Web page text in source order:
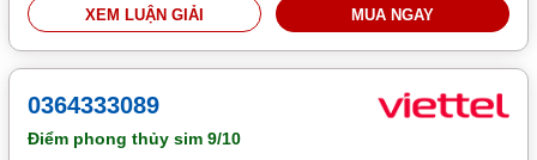
XEM LUẬN GIẢI MUA NGAY
0364333089
Điểm phong thủy sim9/10